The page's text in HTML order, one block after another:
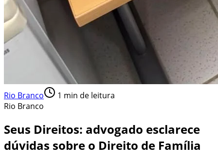
Rio Branco 1 min de leitura
Rio Branco
Seus Direitos: advogado esclarece
dúvidas sobre o Direito de Família